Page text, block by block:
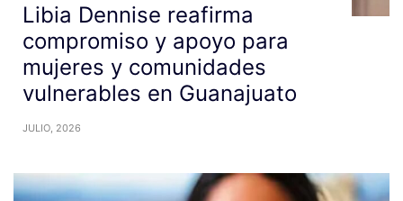
Libia Dennise reafirma
compromiso y apoyo para
mujeres y comunidades
vulnerables en Guanajuato
JULIO, 2026